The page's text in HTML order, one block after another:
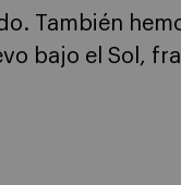
También
bajo el Sol,